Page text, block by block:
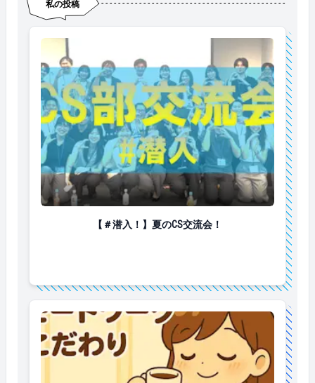
私の投稿
【＃潜入！】夏のCS交流会！